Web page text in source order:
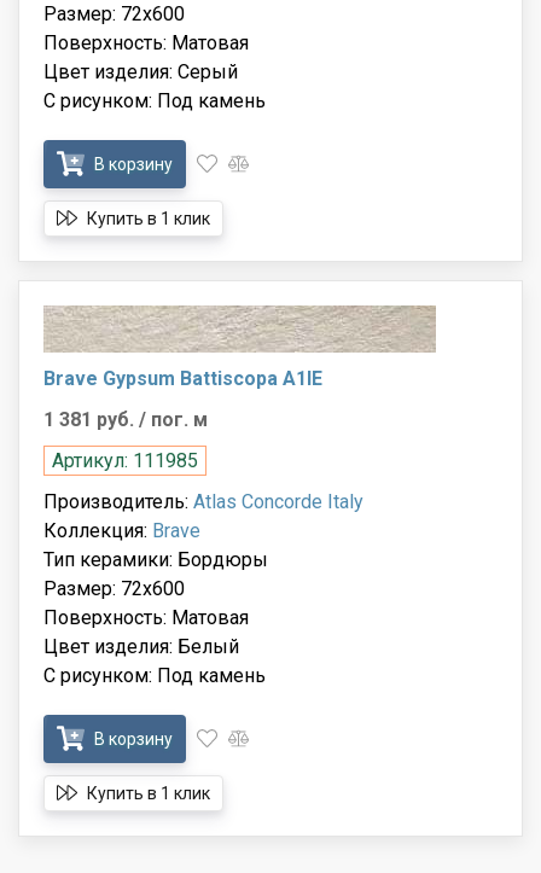
Размер: 72x600
Поверхность: Матовая
Цвет изделия: Серый
С рисунком: Под камень
В корзину
Купить в 1 клик
Brave Gypsum Battiscopa A1IE
1 381 руб. / пог. м
Артикул: 111985
Производитель: Atlas Concorde Italy
Коллекция: Brave
Тип керамики: Бордюры
Размер: 72x600
Поверхность: Матовая
Цвет изделия: Белый
С рисунком: Под камень
В корзину
Купить в 1 клик